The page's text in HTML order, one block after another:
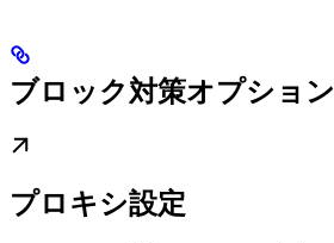
ブロック対策オプション
プロキシ設定